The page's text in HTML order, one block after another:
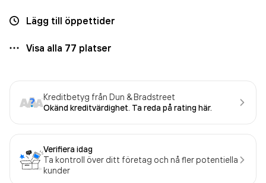
Lägg till öppettider
Visa alla 77 platser
Kreditbetyg från Dun & Bradstreet
Okänd kreditvärdighet. Ta reda på rating här.
Verifiera idag
Ta kontroll över ditt företag och nå fler potentiella
kunder